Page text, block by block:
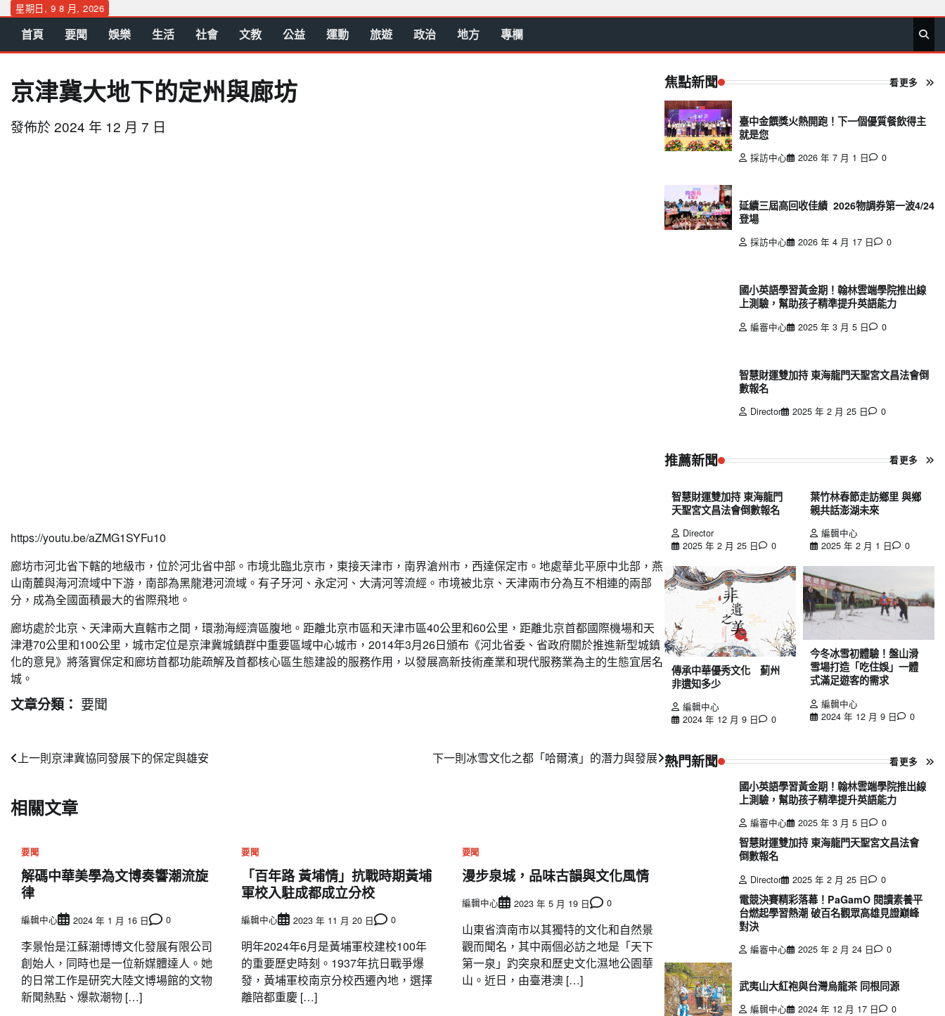
Skip
content
星期日, 9 8 月, 2026
首 要 娛 生 社 文 公 運 旅 政 地
方
專
欄
首頁 要聞 娛樂 生活 社會 文教 公益 運動 旅遊 政治 地方 專欄
京津冀大地下的定州與廊坊
發佈於2024 年 12 月 7 日
https://youtu.be/aZMG1SYFu10
廊坊市河北省下轄的地級市，位於河北省中部。市境北臨北京市，東接天津市，南界滄州市，西達保定市。地處華北平原中北部，燕
山南麓與海河流域中下游，南部為黑龍港河流域。有子牙河、永定河、大清河等流經。市境被北京、天津兩市分為互不相連的兩部
分，成為全國面積最大的省際飛地。
廊坊處於北京、天津兩大直轄市之間，環渤海經濟區腹地。距離北京市區和天津市區40公里和60公里，距離北京首都國際機場和天
津港70公里和100公里，城市定位是京津冀城鎮群中重要區域中心城市，2014年3月26日頒布《河北省委、省政府關於推進新型城鎮
化的意見》將落實保定和廊坊首都功能疏解及首都核心區生態建設的服務作用，以發展高新技術產業和現代服務業為主的生態宜居名
城。
文章分類： 要聞
文
導
上一則京津冀協同發展下的保定與雄安 下一則冰雪文化之都「哈爾濱」的潛力與發展
相關文章
要聞
解碼中華美學為文博奏響潮流旋
律
編輯中心 2024 年 1 月 16 日 0
李景怡是江蘇潮博博文化發展有限公司
創始人，同時也是一位新媒體達人。她
的日常工作是研究大陸文博場館的文物
新聞熱點、爆款潮物 […]
要聞
「百年路 黃埔情」抗戰時期黃埔
軍校入駐成都成立分校
編輯中心 2023 年 11 月 20 日 0
明年2024年6月是黃埔軍校建校100年
的重要歷史時刻。1937年抗日戰爭爆
發，黃埔軍校南京分校西遷內地，選擇
離陪都重慶 […]
要聞
漫步泉城，品味古韻與文化風情
編輯中心 2023 年 5 月 19 日 0
山東省濟南市以其獨特的文化和自然景
觀而聞名，其中兩個必訪之地是「天下
第一泉」趵突泉和歷史文化濕地公園華
山。近日，由臺港澳 […]
焦點新聞 看更多
臺中金饌獎火熱開跑！下一個優質餐飲得主
就是您
採訪中心 2026 年 7 月 1 日 0
延續三屆高回收佳績 2026物調券第一波4/24
登場
採訪中心 2026 年 4 月 17 日 0
國小英語學習黃金期！翰林雲端學院推出線
上測驗，幫助孩子精準提升英語能力
編審中心 2025 年 3 月 5 日 0
智慧財運雙加持 東海龍門天聖宮文昌法會倒
數報名
Director 2025 年 2 月 25 日 0
推薦新聞 看更多
智慧財運雙加持 東海龍門
天聖宮文昌法會倒數報名
Director
2025 年 2 月 25 日
0
葉竹林春節走訪鄉里 與鄉
親共話澎湖未來
編輯中心
2025 年 2 月 1 日
0
傳承中華優秀文化 薊州
非遺知多少
編輯中心
2024 年 12 月 9 日
0
今冬冰雪初體驗！盤山滑
雪場打造「吃住娛」一體
式滿足遊客的需求
編輯中心
2024 年 12 月 9 日
0
熱門新聞 看更多
國小英語學習黃金期！翰林雲端學院推出線
上測驗，幫助孩子精準提升英語能力
編審中心 2025 年 3 月 5 日 0
智慧財運雙加持 東海龍門天聖宮文昌法會
倒數報名
Director 2025 年 2 月 25 日 0
電競決賽精彩落幕！PaGamO 閱讀素養平
台燃起學習熱潮 破百名觀眾高雄見證巔峰
對決
編審中心 2025 年 2 月 24 日 0
武夷山大紅袍與台灣烏龍茶 同根同源
編輯中心 2024 年 12 月 17 日 0